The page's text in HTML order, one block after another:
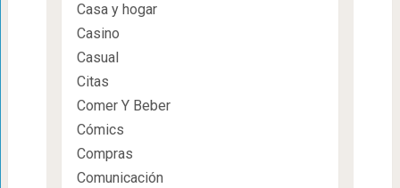
Casa y hogar
Casino
Casual
Citas
Comer Y Beber
Cómics
Compras
Comunicación